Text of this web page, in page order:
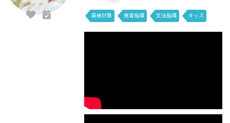
英検対策 発音指導 文法指導 キッズ
小学生